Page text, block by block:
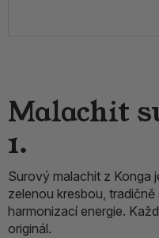
Malachit
1.
Surový malachit z Konga
zelenou kresbou,
harmonizací energie.
originál.